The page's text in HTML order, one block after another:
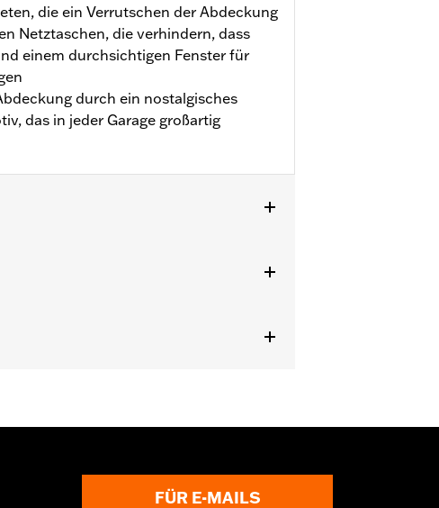
die ein Verrutschen der Abdeckung
Netztaschen, die verhindern, dass
einem durchsichtigen Fenster für
durch ein nostalgisches
das in jeder Garage großartig
FÜR E-MAILS